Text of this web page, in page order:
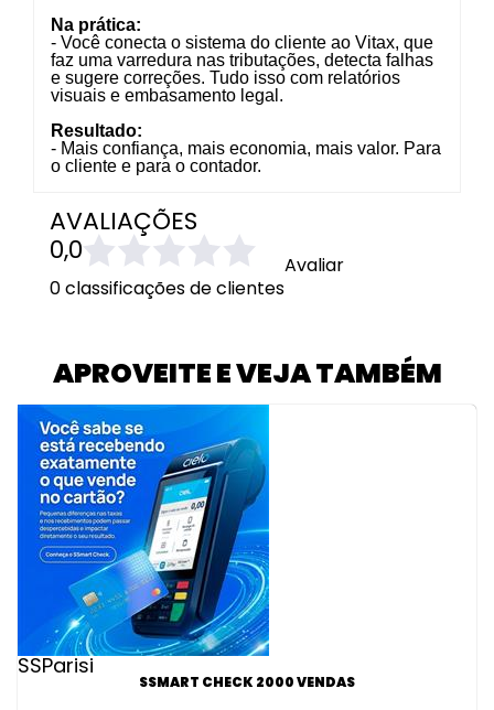
Na prática:
- Você conecta o sistema do cliente ao Vitax, que
faz uma varredura nas tributações, detecta falhas
e sugere correções. Tudo isso com relatórios
visuais e embasamento legal.
Resultado:
- Mais confiança, mais economia, mais valor. Para
o cliente e para o contador.
AVALIAÇÕES
0,0
0 classificações de clientes
Avaliar
APROVEITE E VEJA TAMBÉM
SSParisi
SSMART CHECK 2000 VENDAS